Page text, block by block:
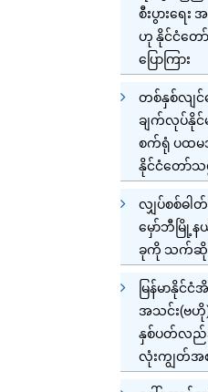
စီးပွားရေ
ဟု နိုင်ငံတေ
ပြောကြား
တစ်နှစ်လျင်
ချက်လုပ်နို
စက်ရုံ ပထမ
နိုင်ငံတော်သ
လျှပ်စစ်ဓါ
မှော်ဘီမြို့န
ခုကို သက်ဆို
မြန်မာနိုင်ငံ
အသင်း(ဗဟို)
နှစ်ပတ်လည်
လုံးကျွတ်အစ